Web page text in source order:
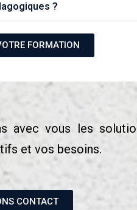
?
FORMATION
avec vous les
et vos besoins.
CONTACT